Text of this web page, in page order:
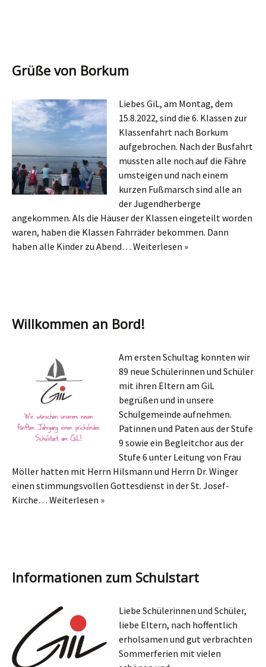
Grüße von Borkum
Liebes GiL, am Montag, dem
15.8.2022, sind die 6. Klassen zur
Klassenfahrt nach Borkum
aufgebrochen. Nach der Busfahrt
mussten alle noch auf die Fähre
umsteigen und nach einem
kurzen Fußmarsch sind alle an
der Jugendherberge
angekommen. Als die Häuser der Klassen eingeteilt worden
waren, haben die Klassen Fahrräder bekommen. Dann
haben alle Kinder zu Abend… Weiterlesen »
Willkommen an Bord!
Am ersten Schultag konnten wir
89 neue Schülerinnen und Schüler
mit ihren Eltern am GiL
begrüßen und in unsere
Schulgemeinde aufnehmen.
Patinnen und Paten aus der Stufe
9 sowie ein Begleitchor aus der
Stufe 6 unter Leitung von Frau
Möller hatten mit Herrn Hilsmann und Herrn Dr. Winger
einen stimmungsvollen Gottesdienst in der St. Josef-
Kirche… Weiterlesen »
Informationen zum Schulstart
Liebe Schülerinnen und Schüler,
liebe Eltern, nach hoffentlich
erholsamen und gut verbrachten
Sommerferien mit vielen